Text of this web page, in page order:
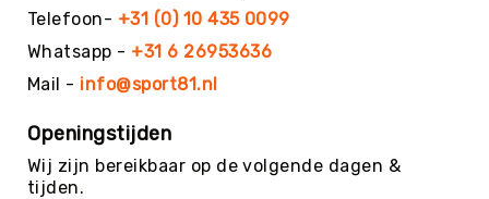
Floorball
Golfballen
Handballen
&
Telefoon- +31 (0) 10 435 0099
Whatsapp - +31 6 26953636
Mail - info@sport81.nl
Openingstijden
Wij zijn bereikbaar op de volgende dagen &
tijden.